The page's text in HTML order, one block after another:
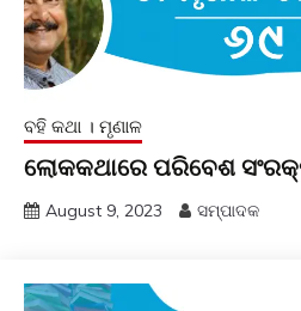
ବହି କଥା । ମୃଣାଳ
ଲୋକକଥାରେ ପରିବେଶ
August 9, 2023 ସମ୍ପାଦକ